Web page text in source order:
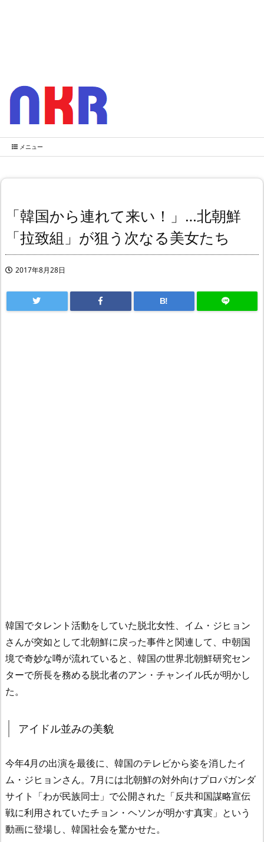
メニュー
「韓国から連れて来い！」…北朝鮮
「拉致組」が狙う次なる美女たち
2017年8月28日
B!
韓国でタレント活動をしていた脱北女性、イム・ジヒョン
さんが突如として北朝鮮に戻った事件と関連して、中朝国
境で奇妙な噂が流れていると、韓国の世界北朝鮮研究セン
ターで所長を務める脱北者のアン・チャンイル氏が明かし
た。
アイドル並みの美貌
今年4月の出演を最後に、韓国のテレビから姿を消したイ
ム・ジヒョンさん。7月には北朝鮮の対外向けプロパガンダ
サイト「わが民族同士」で公開された「反共和国謀略宣伝
戦に利用されていたチョン・ヘソンが明かす真実」という
動画に登場し、韓国社会を驚かせた。